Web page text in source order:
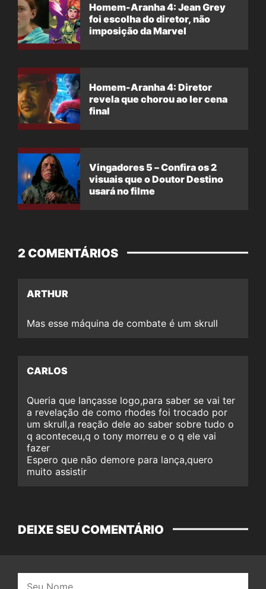
Homem-Aranha 4: Jean Grey
foi escolha do diretor, não
imposição da Marvel
Homem-Aranha 4: Diretor
revela que chorou ao ler cena
final
Vingadores 5 – Confira os 2
visuais que o Doutor Destino
usará no filme
2 COMENTÁRIOS
ARTHUR
Mas esse máquina de combate é um skrull
CARLOS
Queria que lançasse logo,para saber se vai ter
a revelação de como rhodes foi trocado por
um skrull,a reação dele ao saber sobre tudo o
q aconteceu,q o tony morreu e o q ele vai
fazer
Espero que não demore para lança,quero
muito assistir
DEIXE SEU COMENTÁRIO